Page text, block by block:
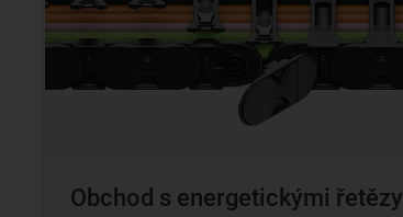
Obchod s energetickými řetězy